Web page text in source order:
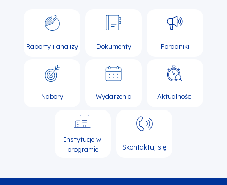
Raporty i analizy Dokumenty Poradniki
Nabory Wydarzenia Aktualności
Instytucje w
programie
Skontaktuj się